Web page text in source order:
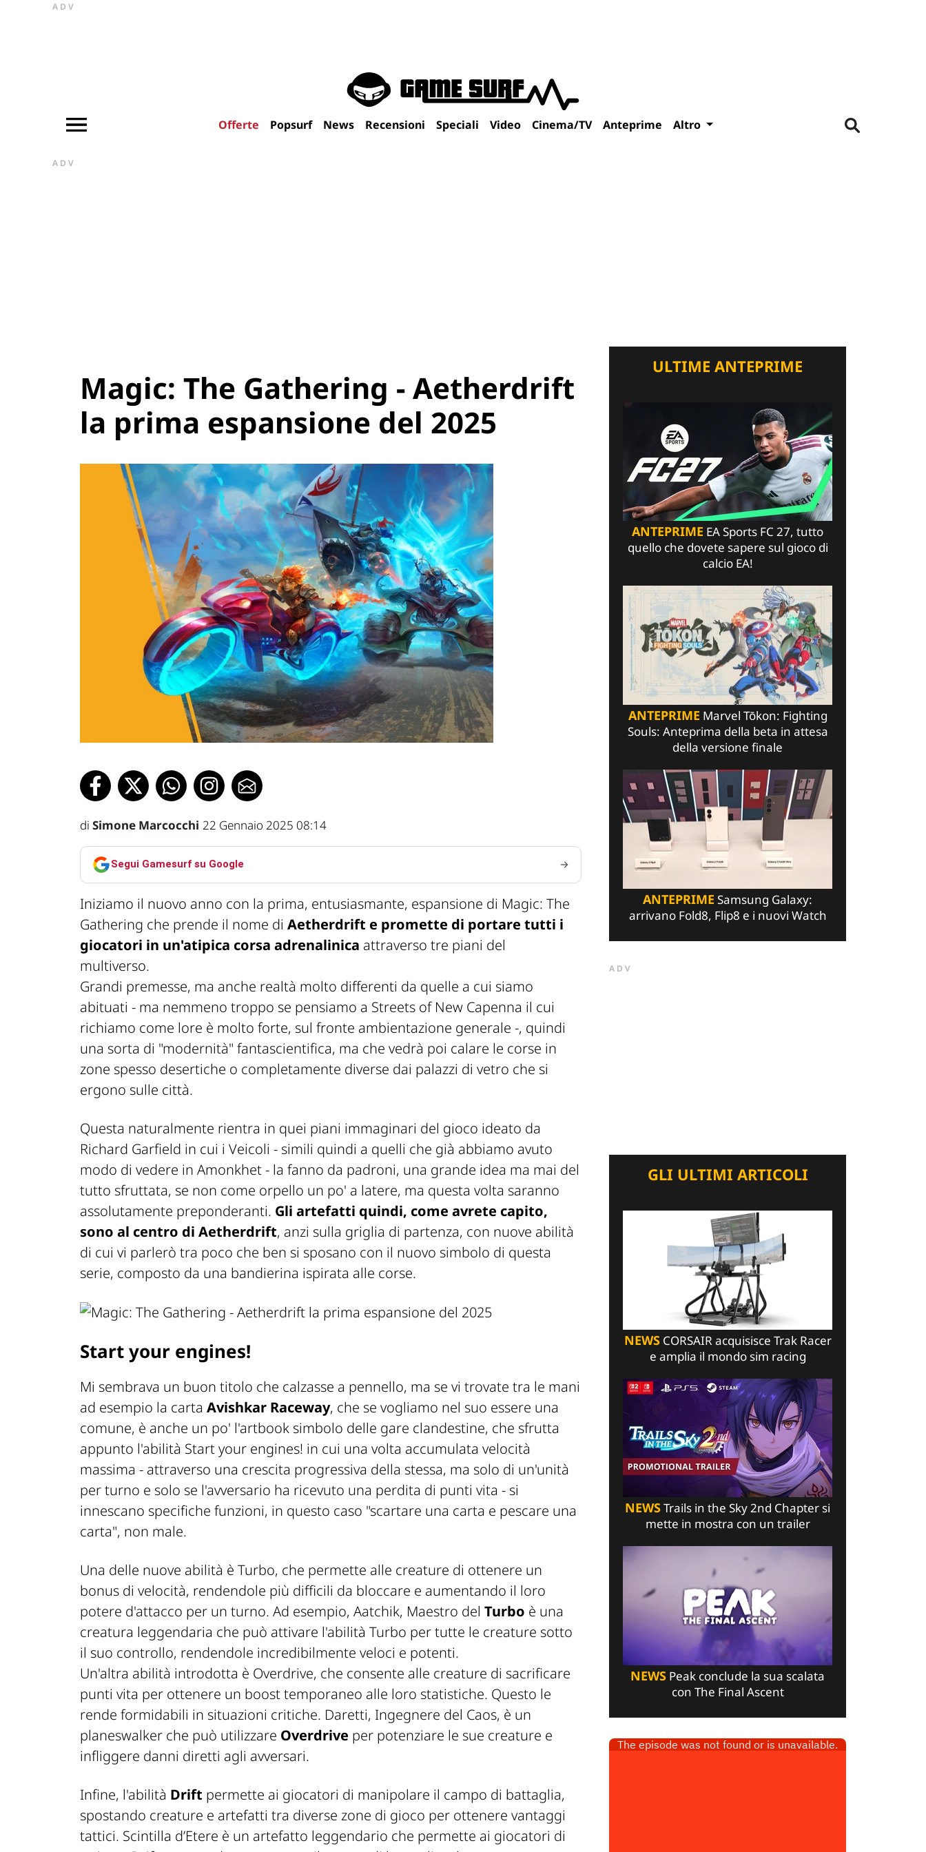
ADV
Offerte Popsurf News Recensioni Speciali Video Cinema/TV Anteprime Altro
ADV
Magic: The Gathering - Aetherdrift
la prima espansione del 2025
di Simone Marcocchi 22 Gennaio 2025 08:14
Segui Gamesurf su Google
Iniziamo il nuovo anno con la prima, entusiasmante, espansione di Magic: The
Gathering che prende il nome di Aetherdrift e promette di portare tutti i
giocatori in un'atipica corsa adrenalinica attraverso tre piani del
multiverso.
Grandi premesse, ma anche realtà molto differenti da quelle a cui siamo
abituati - ma nemmeno troppo se pensiamo a Streets of New Capenna il cui
richiamo come lore è molto forte, sul fronte ambientazione generale -, quindi
una sorta di "modernità" fantascientifica, ma che vedrà poi calare le corse in
zone spesso desertiche o completamente diverse dai palazzi di vetro che si
ergono sulle città.
Questa naturalmente rientra in quei piani immaginari del gioco ideato da
Richard Garfield in cui i Veicoli - simili quindi a quelli che già abbiamo avuto
modo di vedere in Amonkhet - la fanno da padroni, una grande idea ma mai del
tutto sfruttata, se non come orpello un po' a latere, ma questa volta saranno
assolutamente preponderanti. Gli artefatti quindi, come avrete capito,
sono al centro di Aetherdrift, anzi sulla griglia di partenza, con nuove abilità
di cui vi parlerò tra poco che ben si sposano con il nuovo simbolo di questa
serie, composto da una bandierina ispirata alle corse.
Start your engines!
Mi sembrava un buon titolo che calzasse a pennello, ma se vi trovate tra le mani
ad esempio la carta Avishkar Raceway, che se vogliamo nel suo essere una
comune, è anche un po' l'artbook simbolo delle gare clandestine, che sfrutta
appunto l'abilità Start your engines! in cui una volta accumulata velocità
massima - attraverso una crescita progressiva della stessa, ma solo di un'unità
per turno e solo se l'avversario ha ricevuto una perdita di punti vita - si
innescano specifiche funzioni, in questo caso "scartare una carta e pescare una
carta", non male.
Una delle nuove abilità è Turbo, che permette alle creature di ottenere un
bonus di velocità, rendendole più difficili da bloccare e aumentando il loro
potere d'attacco per un turno. Ad esempio, Aatchik, Maestro del Turbo è una
creatura leggendaria che può attivare l'abilità Turbo per tutte le creature sotto
il suo controllo, rendendole incredibilmente veloci e potenti.
Un'altra abilità introdotta è Overdrive, che consente alle creature di sacrificare
punti vita per ottenere un boost temporaneo alle loro statistiche. Questo le
rende formidabili in situazioni critiche. Daretti, Ingegnere del Caos, è un
planeswalker che può utilizzare Overdrive per potenziare le sue creature e
infliggere danni diretti agli avversari.
Infine, l'abilità Drift permette ai giocatori di manipolare il campo di battaglia,
spostando creature e artefatti tra diverse zone di gioco per ottenere vantaggi
tattici. Scintilla d’Etere è un artefatto leggendario che permette ai giocatori di
ULTIME ANTEPRIME
ANTEPRIME EA Sports FC 27, tutto
quello che dovete sapere sul gioco di
calcio EA!
ANTEPRIME Marvel Tōkon: Fighting
Souls: Anteprima della beta in attesa
della versione finale
ANTEPRIME Samsung Galaxy:
arrivano Fold8, Flip8 e i nuovi Watch
ADV
GLI ULTIMI ARTICOLI
NEWSCORSAIR acquisisce Trak Racer
e amplia il mondo sim racing
NEWSTrails in the Sky 2nd Chapter si
mette in mostra con un trailer
NEWS Peak conclude la sua scalata
con The Final Ascent